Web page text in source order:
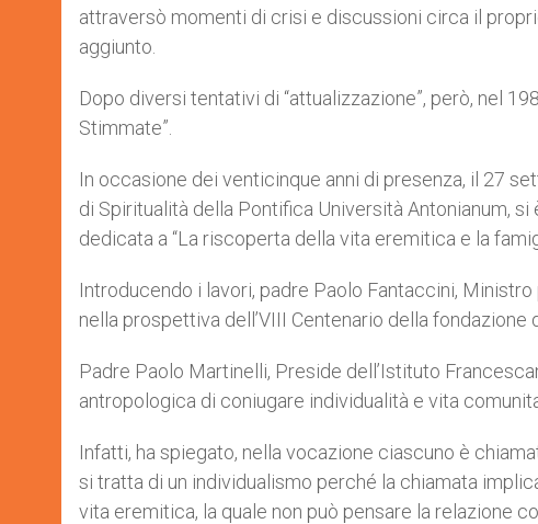
attraversò momenti di crisi e discussioni circa il
aggiunto.
Dopo diversi tentativi di “attualizzazione”, però, nel
Stimmate”.
In occasione dei venticinque anni di presenza, il 27
di Spiritualità della Pontifica Università Antonianum,
dedicata a “La riscoperta della vita eremitica e la
Introducendo i lavori, padre Paolo Fantaccini,
nella prospettiva dell’VIII Centenario della fondazione
Padre Paolo Martinelli, Preside dell’Istituto
antropologica di coniugare individualità e vita
Infatti, ha spiegato, nella vocazione ciascuno è
si tratta di un individualismo perché la chiamata
vita eremitica, la quale non può pensare la relazione